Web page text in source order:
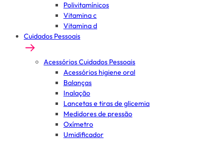
Polivitamínicos
Vitamina c
Vitamina d
Cuidados Pessoais
Acessórios Cuidados Pessoais
Acessórios higiene oral
Balanças
Inalação
Lancetas e tiras de glicemia
Medidores de pressão
Oxímetro
Umidificador